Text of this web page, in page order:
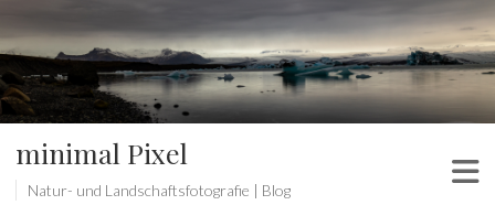
minimal Pixel
Natur- und Landschaftsfotografie | Blog